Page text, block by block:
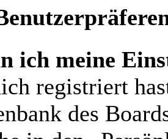
ich meine
registriert
des